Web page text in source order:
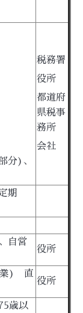
分)、
税務署
役所
都道府
県税事
務所
会社
期
自営
役所
業) 直
役所
歳以